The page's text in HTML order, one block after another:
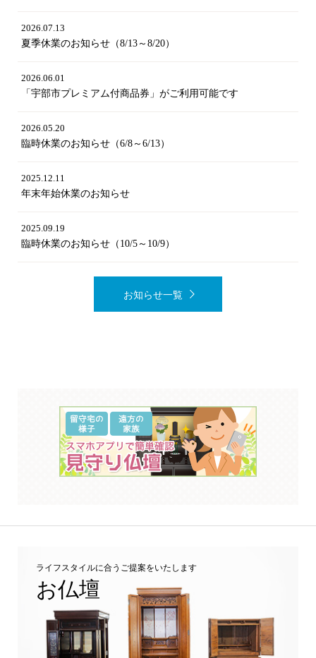
2026.07.13
夏季休業のお知らせ（8/13～8/20）
2026.06.01
「宇部市プレミアム付商品券」がご利用可能です
2026.05.20
臨時休業のお知らせ（6/8～6/13）
2025.12.11
年末年始休業のお知らせ
2025.09.19
臨時休業のお知らせ（10/5～10/9）
お知らせ一覧
ライフスタイルに合うご提案をいたします
お仏壇